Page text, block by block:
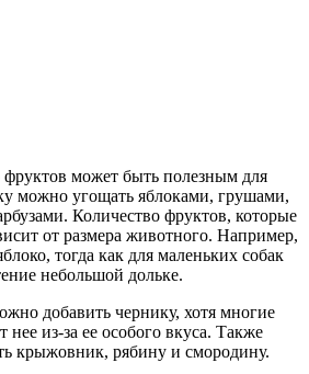
может быть полезным для
можно угощать яблоками, грушами,
Количество фруктов, которые
от размера животного. Например,
тогда как для маленьких собак
небольшой дольке.
добавить чернику, хотя многие
нее из-за ее особого вкуса. Также
крыжовник, рябину и смородину.